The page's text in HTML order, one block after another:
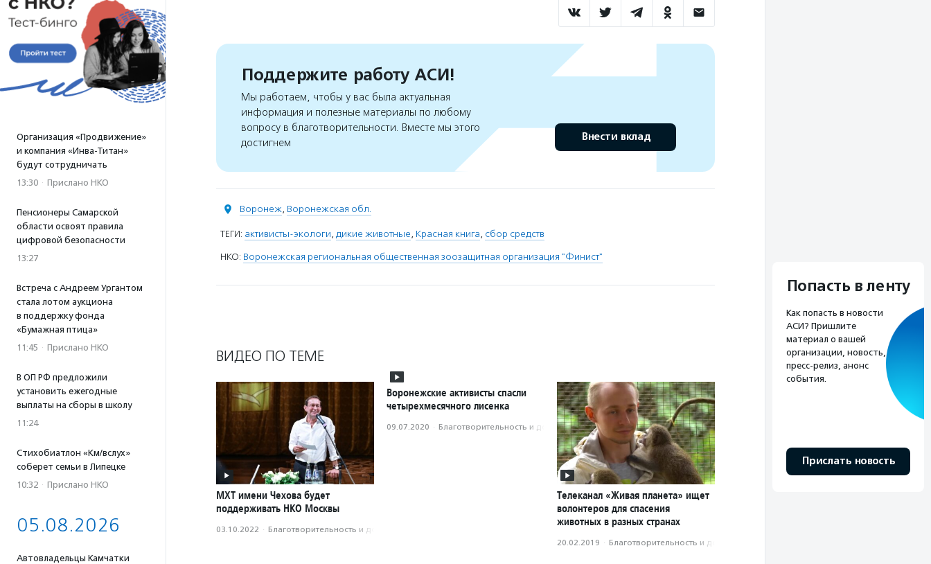
Организация «Продвижение»
и компания «Инва-Титан»
будут сотрудничать
13:30 · Прислано НКО
Пенсионеры Самарской
области освоят правила
цифровой безопасности
13:27
Встреча с Андреем Ургантом
стала лотом аукциона
в поддержку фонда
«Бумажная птица»
11:45 · Прислано НКО
В ОП РФ предложили
установить ежегодные
выплаты на сборы в школу
11:24
Стихобиатлон «Км/вслух»
соберет семьи в Липецке
10:32 · Прислано НКО
05.08.2026
Автовладельцы Камчатки
Поддержите работу АСИ!
Мы работаем, чтобы у вас была актуальная
информация и полезные материалы по любому
вопросу в благотворительности. Вместе мы этого
достигнем
Внести вклад
Воронеж, Воронежская обл.
ТЕГИ: активисты-экологи, дикие животные, Красная книга, сбор средств
НКО: Воронежская региональная общественная зоозащитная организация "Финист"
ВИДЕО ПО ТЕМЕ
МХТ имени Чехова будет
поддерживать НКО Москвы
03.10.2022 · Благотвори­тель­ность и доброволь­чест­во
Воронежские активисты спасли
четырехмесячного лисенка
09.07.2020 · Благотвори­тель­ность и доброволь­чест­во
Телеканал «Живая планета» ищет
волонтеров для спасения
животных в разных странах
20.02.2019 · Благотвори­тель­ность и доброволь­чест­во
Попасть в ленту
Как попасть в новости
АСИ? Пришлите
материал о вашей
организации, новость,
пресс-релиз, анонс
события.
Прислать новость